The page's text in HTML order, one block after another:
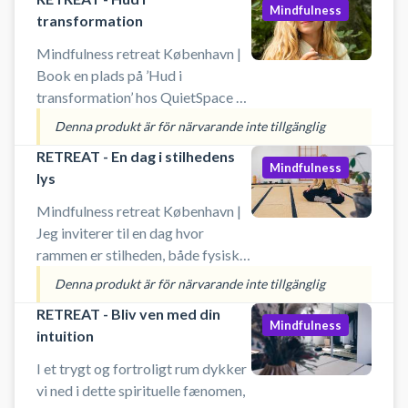
transformation
Mindfulness retreat København |
Book en plads på ’Hud i
transformation’ hos QuietSpace på
Højbro Plads i København. Et
sanseligt og jordnært retreat for
kvinder 40+, der ønsker at forstå
og pleje huden i og efter
overgangsalderen. Gennem viden,
ritualer og naturlig hudpleje
arbejder vi med indre balance og
ydre glød – i en kærlig atmosfære,
der forbinder skønhed med
velvære.
Mindfulness
Denna produkt är för närvarande inte tillgänglig
RETREAT - En dag i stilhedens
lys
Mindfulness retreat København |
Jeg inviterer til en dag hvor
rammen er stilheden, både fysisk
og energetisk. Når vi bevidst
tilvælger en kollektiv stilhed,
opstår der en energetisk stilhed,
som tillader et indre rum for en
dybere væren og refleksion
Mindfulness
Denna produkt är för närvarande inte tillgänglig
RETREAT - Bliv ven med din
intuition
I et trygt og fortroligt rum dykker
vi ned i dette spirituelle fænomen,
Mindfulness